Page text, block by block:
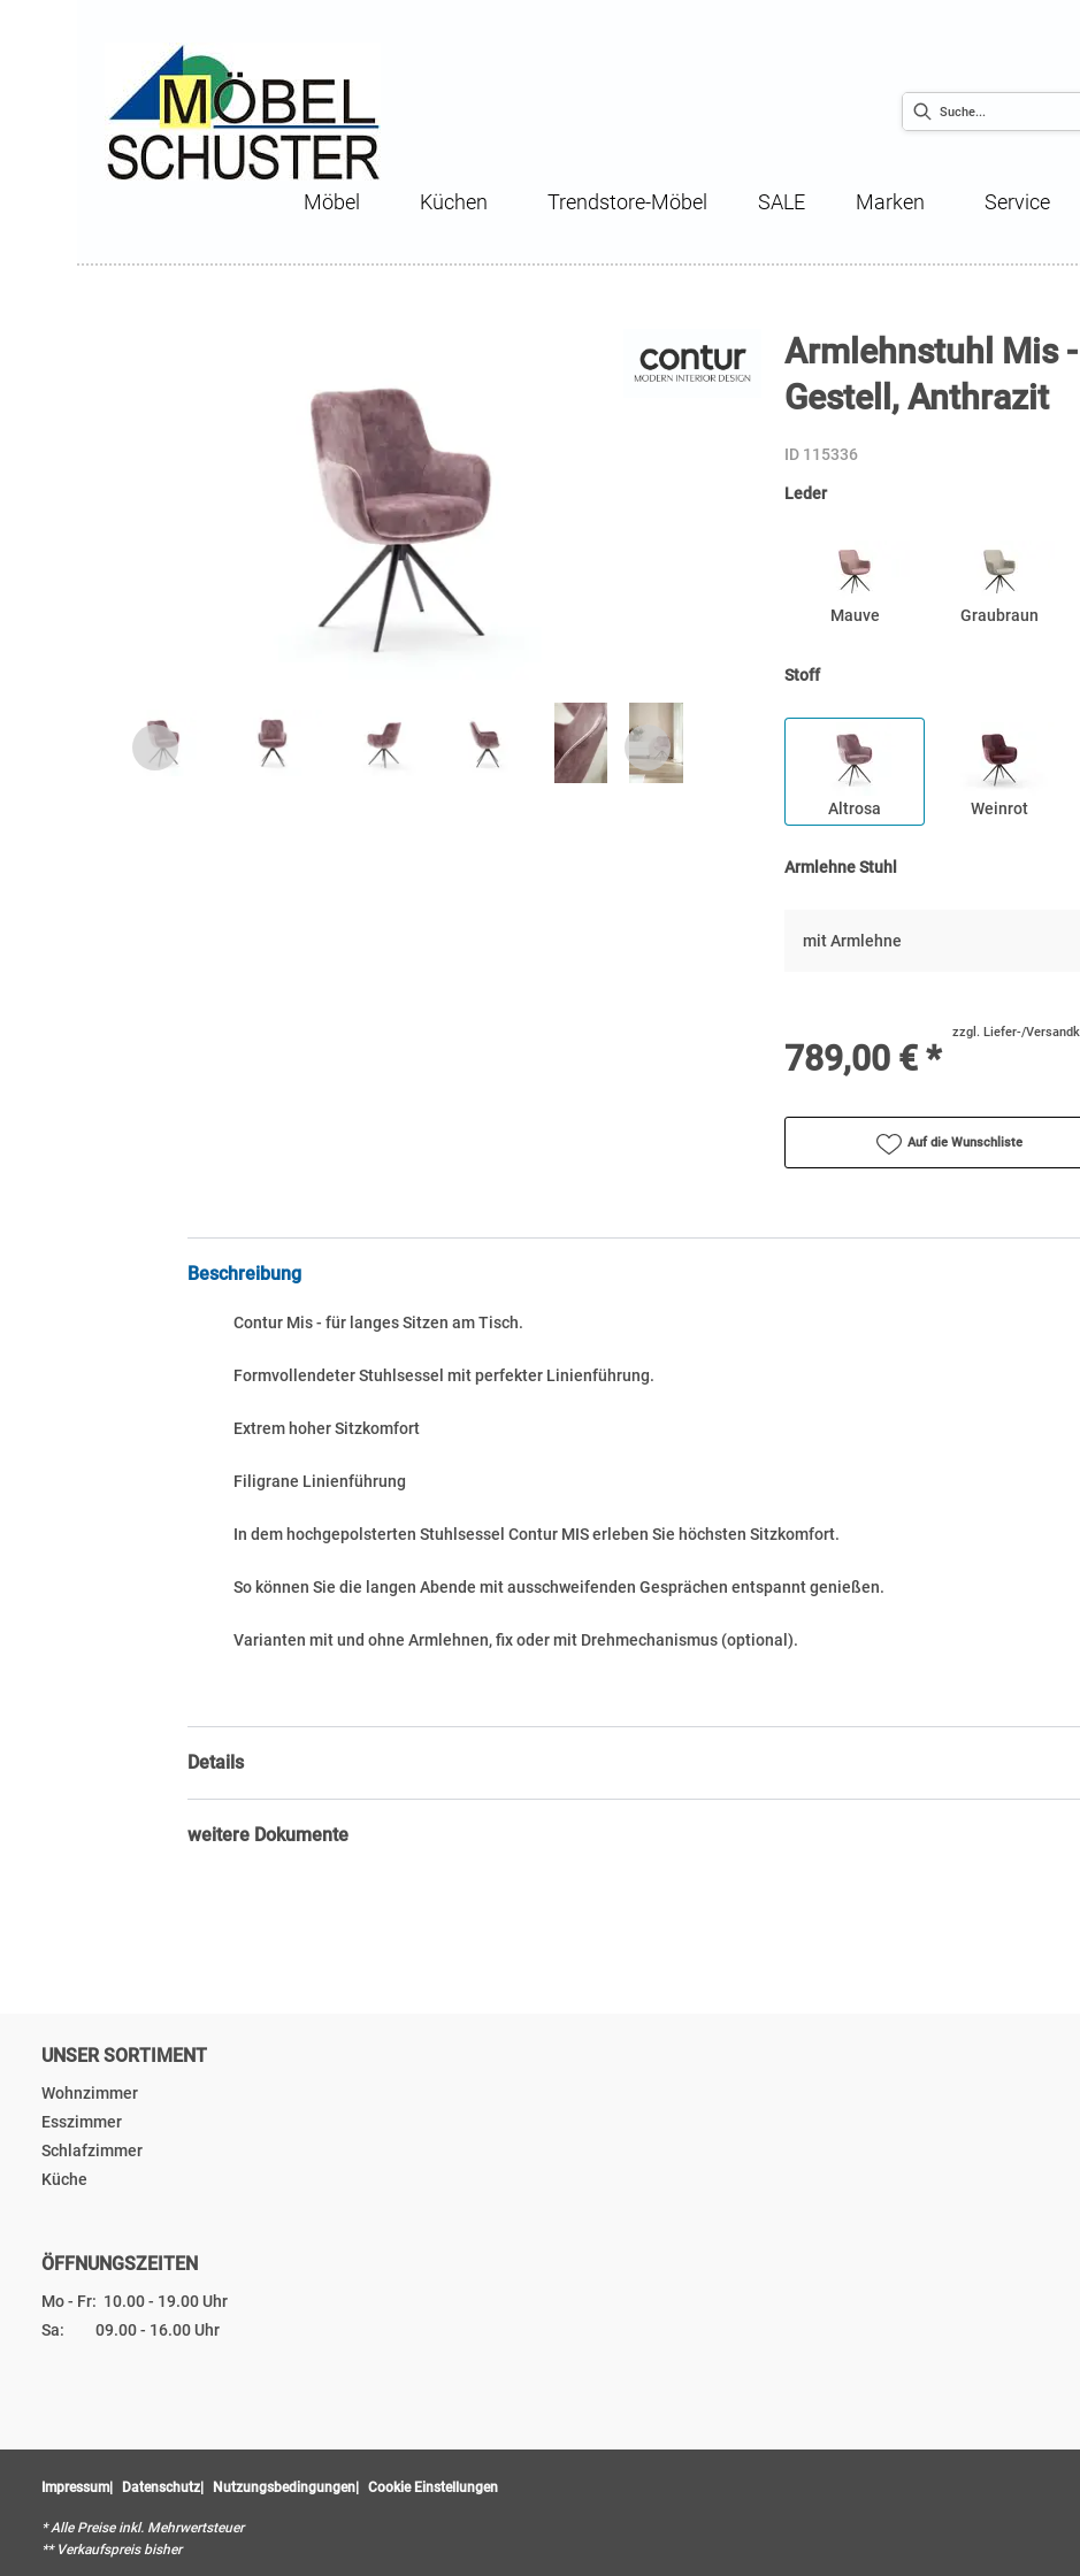
Möbel Küchen Trendstore-Möbel SALE Marken Service
Armlehnstuhl Mis
Gestell, Anthrazit
ID 115336
Leder
Mauve Graubraun
Stoff
Altrosa Weinrot
Armlehne Stuhl
mit Armlehne
789,00 € *
zzgl. Liefer-/
Auf die Wunschliste
Beschreibung
Contur Mis - für langes Sitzen am Tisch.
Formvollendeter Stuhlsessel mit perfekter Linienführung.
Extrem hoher Sitzkomfort
Filigrane Linienführung
In dem hochgepolsterten Stuhlsessel Contur MIS erleben Sie höchsten Sitzkomfort.
So können Sie die langen Abende mit ausschweifenden Gesprächen entspannt genießen.
Varianten mit und ohne Armlehnen, fix oder mit Drehmechanismus (optional).
Details
weitere Dokumente
UNSER SORTIMENT
Wohnzimmer
Esszimmer
Schlafzimmer
Küche
ÖFFNUNGSZEITEN
Mo - Fr: 10.00 - 19.00 Uhr
Sa: 09.00 - 16.00 Uhr
Impressum Datenschutz Nutzungsbedingungen Cookie Einstellungen
* Alle Preise inkl. Mehrwertsteuer
** Verkaufspreis bisher